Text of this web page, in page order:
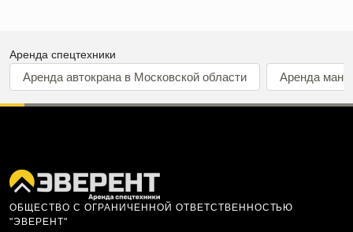
Аренда спецтехники
Аренда автокрана в Московской области Аренда
ОБЩЕСТВО С ОГРАНИЧЕННОЙ ОТВЕТСТВЕННОСТЬЮ
"ЭВЕРЕНТ"